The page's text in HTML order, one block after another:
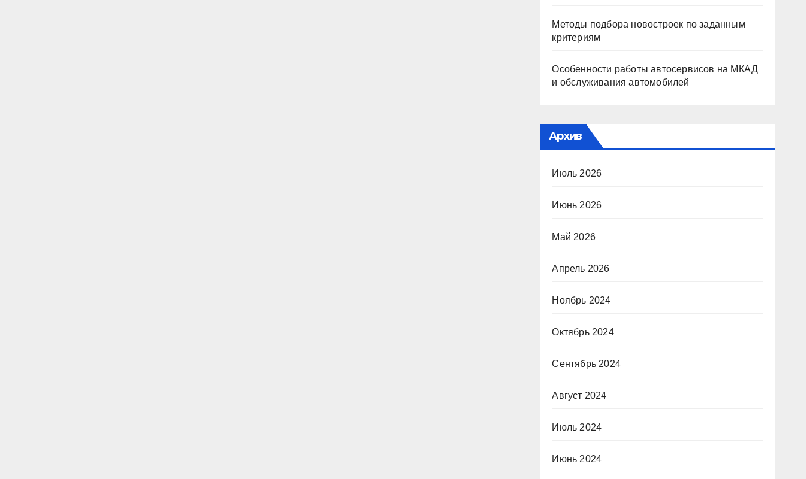
Методы подбора новостроек по заданным
критериям
Особенности работы автосервисов на МКАД
и обслуживания автомобилей
Архив
Июль 2026
Июнь 2026
Май 2026
Апрель 2026
Ноябрь 2024
Октябрь 2024
Сентябрь 2024
Август 2024
Июль 2024
Июнь 2024